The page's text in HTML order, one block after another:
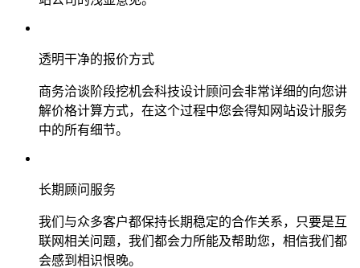
透明干净的报价方式
商务洽谈阶段挖机会科技设计顾问会非常详细的向您讲
解价格计算方式，在这个过程中您会得知网站设计服务
中的所有细节。
长期顾问服务
我们与众多客户都保持长期稳定的合作关系，只要是互
联网相关问题，我们都会力所能及帮助您，相信我们都
会感到相识恨晚。